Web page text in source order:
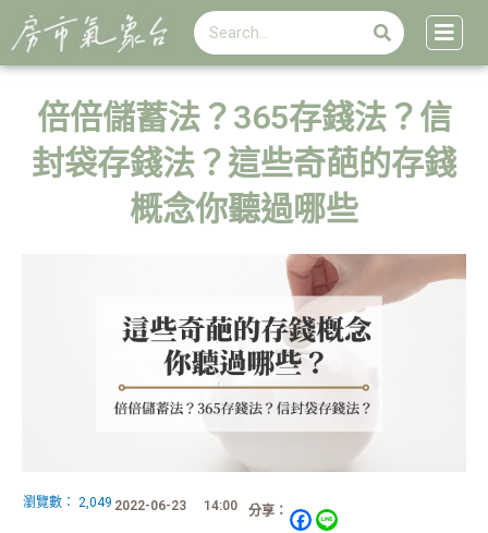
搜
尋
搜
尋
倍倍儲蓄法？365存錢法？信
封袋存錢法？這些奇葩的存錢
概念你聽過哪些
瀏覽數： 2,049 2022-06-23 14:00 分享：